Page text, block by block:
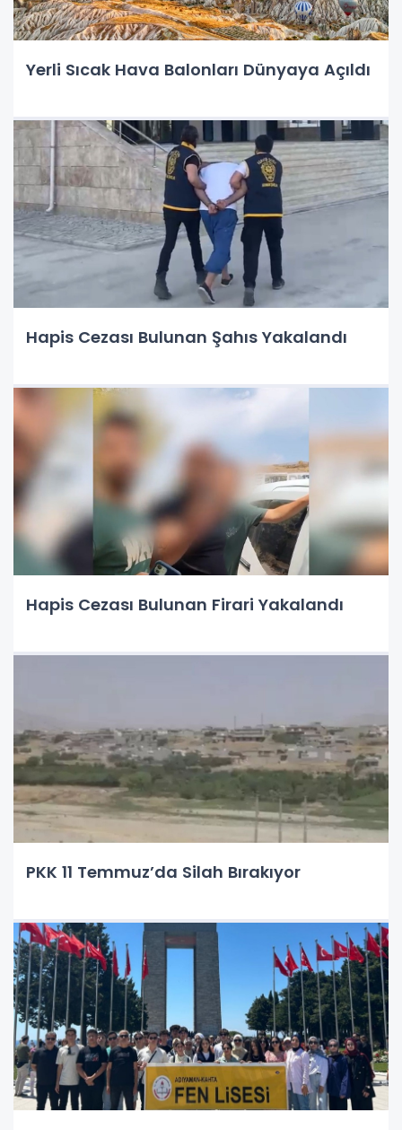
Yerli Sıcak Hava Balonları Dünyaya Açıldı
Hapis Cezası Bulunan Şahıs Yakalandı
Hapis Cezası Bulunan Firari Yakalandı
PKK 11 Temmuz’da Silah Bırakıyor